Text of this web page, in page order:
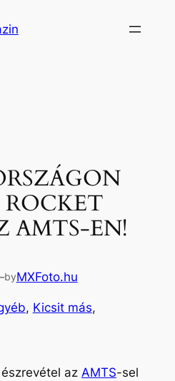
ROCKET
AMTS-EN!
byMXFoto.hu
, Kicsit más
az AMTS-sel